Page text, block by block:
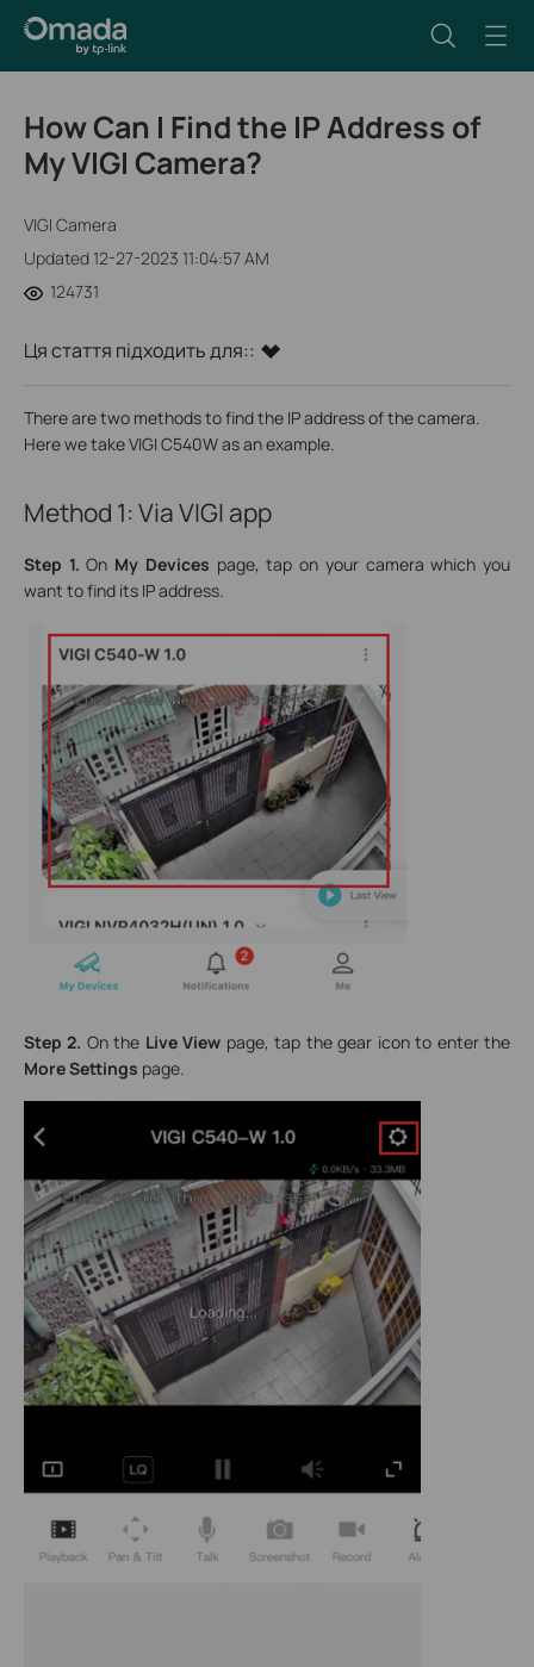
How Can I Find the IP Address of
My VIGI Camera?
VIGI Camera
Updated 12-27-2023 11:04:57 AM
124731
Ця стаття підходить для::
There are two methods to find the IP address of the camera.
Here we take VIGI C540W as an example.
Method 1: Via VIGI app
Step 1. On My Devices page, tap on your camera which you
want to find its IP address.
Step 2. On the Live View page, tap the gear icon to enter the
More Settings page.